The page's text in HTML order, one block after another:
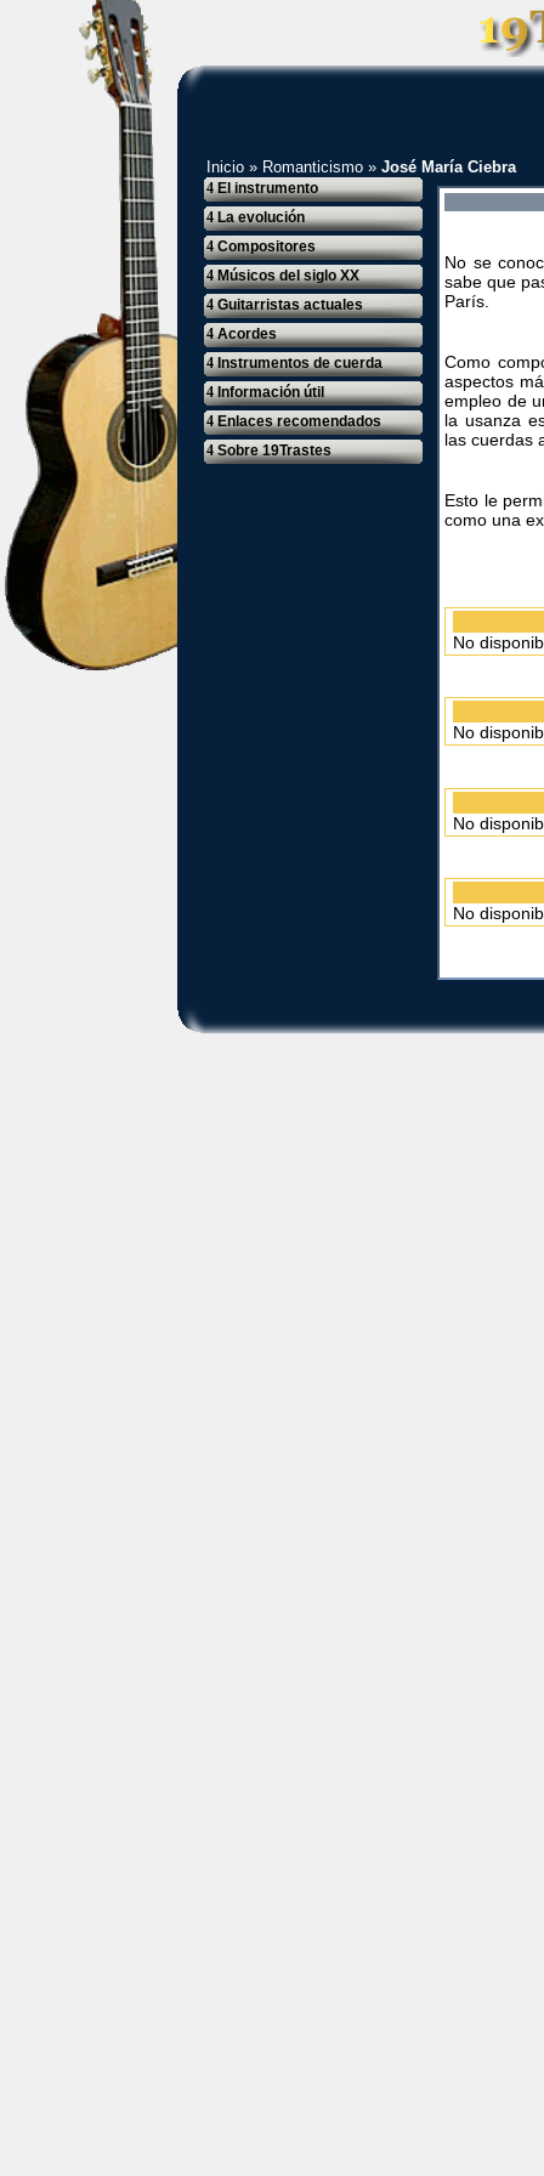
Inicio » Romanticismo » José María Ciebra
4El instrumento
4La evolución
4Compositores
4Músicos del siglo XX
4Guitarristas actuales
4Acordes
4Instrumentos de cuerda
4Información útil
4Enlaces recomendados
4Sobre 19Trastes
No se
sabe que
París.
Como
aspectos
empleo de
la usanza
las cuerdas
Esto le
como una
No
No
No
No